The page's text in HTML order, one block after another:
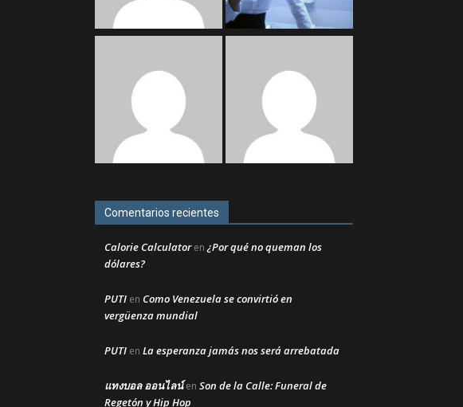
Comentarios recientes
Calorie Calculatoren¿Por qué no queman los
dólares?
PUTI en Como Venezuela se convirtió en
vergüenza mundial
PUTI en La esperanza jamás nos será arrebatada
แทงบอล ออนไลน์en Son de la Calle: Funeral de
Regetón y Hip Hop